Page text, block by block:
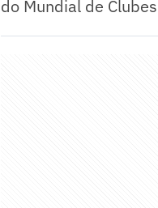
do Mundial de